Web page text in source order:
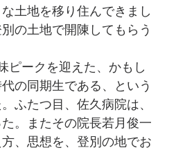
土地を移り住んできまし
の土地で開陳してもらう
ピークを迎えた、かもし
の同期生である、という
ふたつ目、佐久病院は、
。またその院長若月俊一
、思想を、登別の地でお